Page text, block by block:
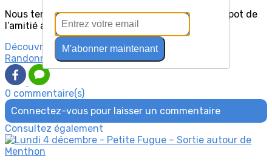
Nous terminons la journée par notre traditionnel pot de
l’amitié au Café de la Poste à Epagny.
Découvrez davantage d'articles sur ces thèmes :
Randonnées Petite Fugue
0 commentaire(s)
Connectez-vous pour laisser un commentaire
Consultez également
M'abonner maintenant